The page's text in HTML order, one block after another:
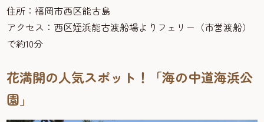
住所：福岡市西区能古島
アクセス：西区姪浜能古渡船場よりフェリー（市営渡船）
で約10分
花満開の人気スポット！「海の中道海浜公
園」